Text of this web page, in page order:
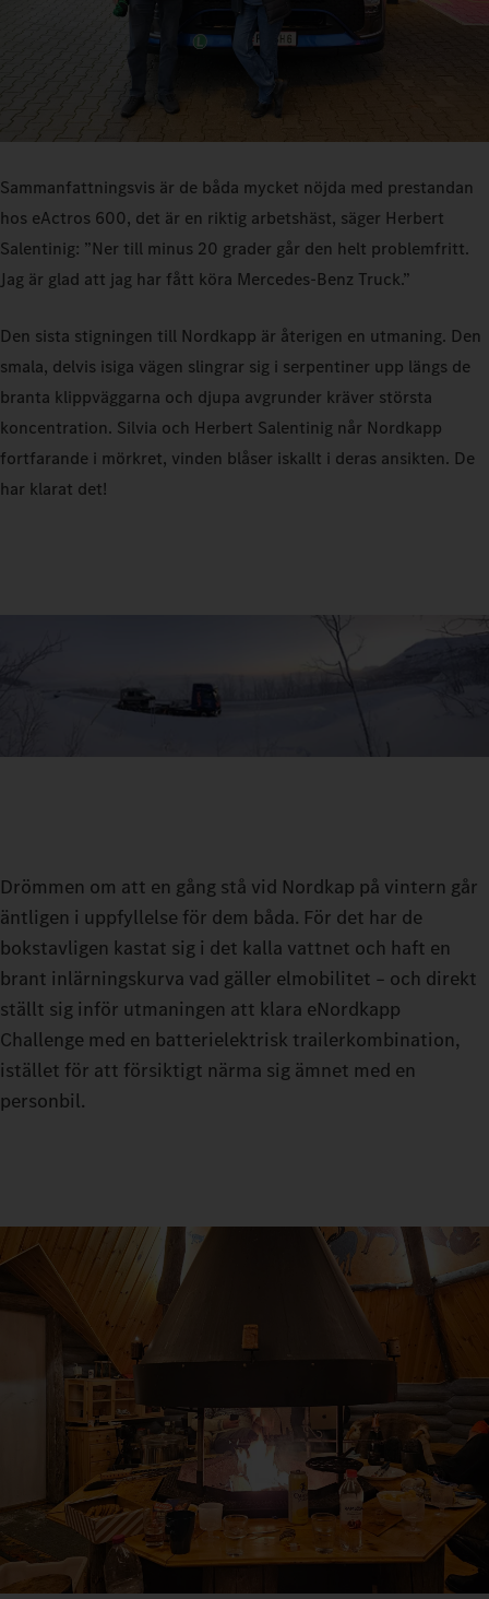
Sammanfattningsvis är de båda mycket nöjda med prestandan
hos eActros 600, det är en riktig arbetshäst, säger Herbert
Salentinig: ”Ner till minus 20 grader går den helt problemfritt.
Jag är glad att jag har fått köra Mercedes‑Benz Truck.”
Den sista stigningen till Nordkapp är återigen en utmaning. Den
smala, delvis isiga vägen slingrar sig i serpentiner upp längs de
branta klippväggarna och djupa avgrunder kräver största
koncentration. Silvia och Herbert Salentinig når Nordkapp
fortfarande i mörkret, vinden blåser iskallt i deras ansikten. De
har klarat det!
Drömmen om att en gång stå vid Nordkap på vintern går
äntligen i uppfyllelse för dem båda. För det har de
bokstavligen kastat sig i det kalla vattnet och haft en
brant inlärningskurva vad gäller elmobilitet – och direkt
ställt sig inför utmaningen att klara eNordkapp
Challenge med en batterielektrisk trailerkombination,
istället för att försiktigt närma sig ämnet med en
personbil.